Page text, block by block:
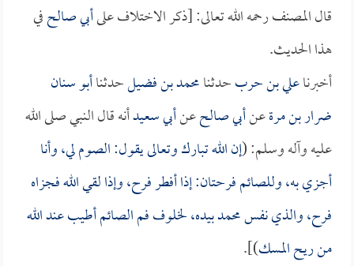
قال المصنف رحمه الله تعالى: [ذكر الاختلاف علىأبي صالحفي
هذا الحديث.
أخبرناعلي بن حربحدثنامحمد بن فضيلحدثناأبو سنان
ضرار بن مرةعنأبي صالحعنأبي سعيدأنه قال النبي صلى الله
عليه وآله وسلم: (إن الله تبارك وتعالى يقول: الصوم لي، وأنا
أجزي به، وللصائم فرحتان: إذا أفطر فرح، وإذا لقي الله فجزاه
فرح، والذي نفس محمد بيده، لخلوف فم الصائم أطيب عند الله
من ريح المسك)].